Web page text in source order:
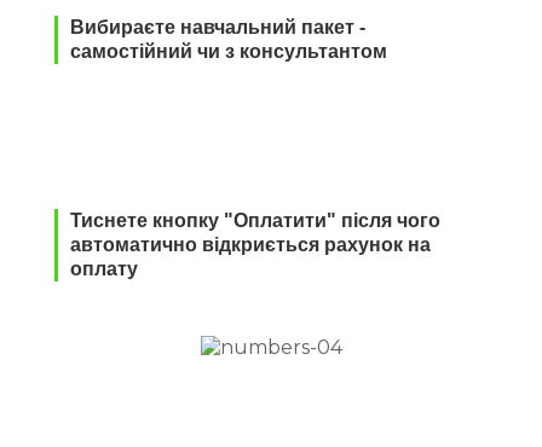
Вибираєте навчальний пакет -
самостійний чи з консультантом
Тиснете кнопку "Оплатити" після чого
автоматично відкриється рахунок на
оплату